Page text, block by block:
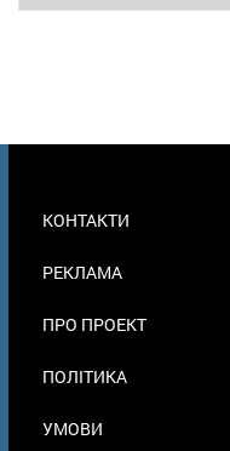
В
КОНТАКТИ
РЕКЛАМА
ПРО ПРОЕКТ
ПОЛІТИКА
УМОВИ